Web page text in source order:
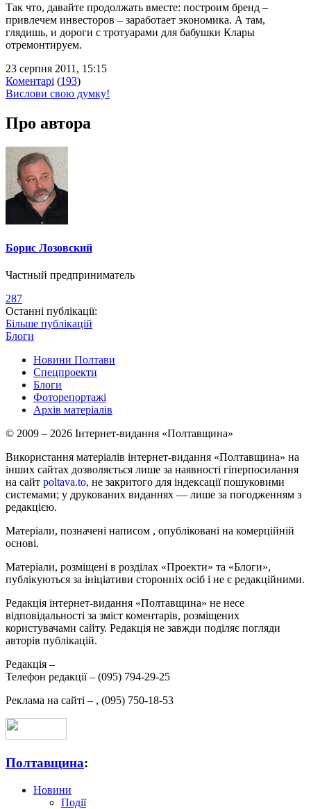
Так что, давайте продолжать вместе: построим бренд –
привлечем инвесторов – заработает экономика. А там,
глядишь, и дороги с тротуарами для бабушки Клары
отремонтируем.
23 серпня 2011, 15:15
Коментарі (193)
Вислови свою думку!
Про автора
Борис Лозовский
Частный предприниматель
287
Останні публікації:
Більше публікацій
Блоги
Новини Полтави
Спецпроекти
Блоги
Фоторепортажі
Архів матеріалів
© 2009 – 2026 Інтернет-видання «Полтавщина»
Використання матеріалів інтернет-видання «Полтавщина» на
інших сайтах дозволяється лише за наявності гіперпосилання
на сайт poltava.to, не закритого для індексації пошуковими
системами; у друкованих виданнях — лише за погодженням з
редакцією.
Матеріали, позначені написом , опубліковані на комерційній
основі.
Матеріали, розміщені в розділах «Проекти» та «Блоги»,
публікуються за ініціативи сторонніх осіб і не є редакційними.
Редакція інтернет-видання «Полтавщина» не несе
відповідальності за зміст коментарів, розміщених
користувачами сайту. Редакція не завжди поділяє погляди
авторів публікацій.
Редакція –
Телефон редакції – (095) 794-29-25
Реклама на сайті – , (095) 750-18-53
Полтавщина:
Новини
Події